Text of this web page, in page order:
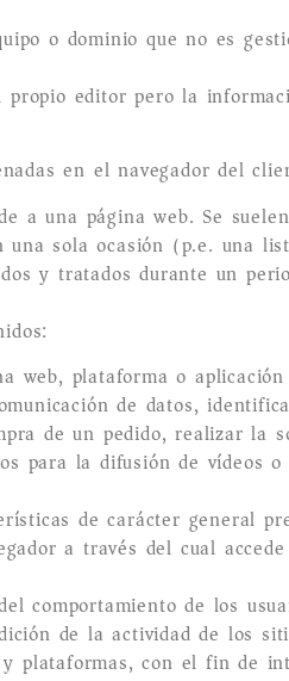
o dominio que no es
editor pero la
en el navegador del
a una página web. Se
sola ocasión (p.e. una
y tratados durante un
web, plataforma o
de datos,
de un pedido, realizar la
para la difusión de vídeos
de carácter general
a través del cual
comportamiento de los
de la actividad de los
plataformas, con el fin de